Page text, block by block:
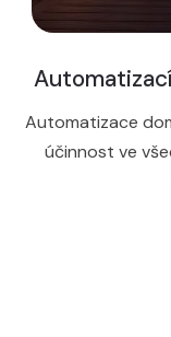
Automatizace
účinnost ve